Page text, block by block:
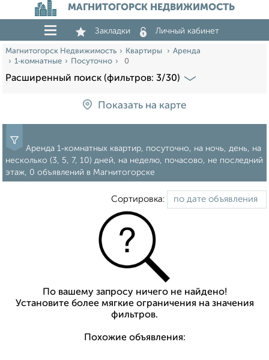
МАГНИТОГОРСК НЕДВИЖИМОСТЬ
Закладки Личный кабинет
Магнитогорск Недвижимость Квартиры
Аренда
1‑комнатные
Посуточно 0
Расширенный поиск (фильтров: 3/30)
Показать на карте
Аренда 1‑комнатных квартир, посуточно, на ночь, день, на
несколько (3, 5, 7, 10) дней, на неделю, почасово, не последний
этаж, 0 объявлений в Магнитогорске
Сортировка:
По вашему запросу ничего не найдено!
Установите более мягкие ограничения на значения
фильтров.
Похожие объявления: